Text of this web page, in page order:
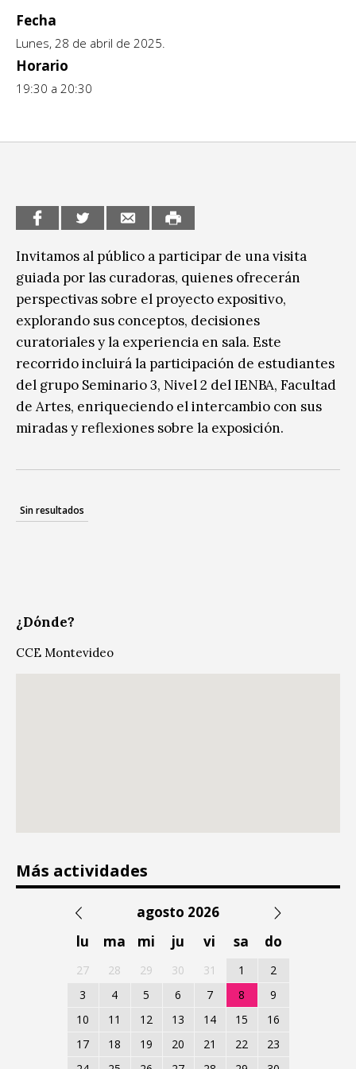
CCE en el interior/libros
Espacio itinerante de lectura infantil
Formación
Infantil y Juvenil
Medio Ambiente
Sin categoría
Fecha
Lunes, 28 de abril de 2025.
Horario
19:30 a 20:30
Invitamos al público a participar de una visita
guiada por las curadoras, quienes ofrecerán
perspectivas sobre el proyecto expositivo,
explorando sus conceptos, decisiones
curatoriales y la experiencia en sala. Este
recorrido incluirá la participación de estudiantes
del grupo Seminario 3, Nivel 2 del IENBA, Facultad
de Artes, enriqueciendo el intercambio con sus
miradas y reflexiones sobre la exposición.
Sin resultados
¿Dónde?
CCE Montevideo
Más actividades
agosto 2026
lu
ma mi ju vi sa do
27 28 29 30 31 1
2
3
4 5 6 7 8
9
10
11 12 13 14 15
16
17
18 19 20 21 22
23